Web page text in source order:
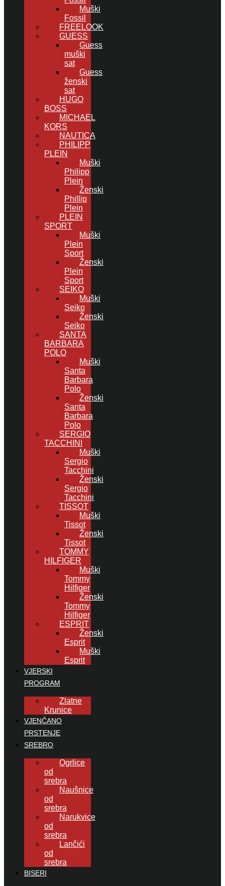
Muški
Fossil
FREELOOK
GUESS
Guess
muški
sat
Guess
ženski
sat
HUGO
BOSS
MICHAEL
KORS
NAUTICA
PHILIPP
PLEIN
Muški
Philipp
Plein
Ženski
Phillip
Plein
PLEIN
SPORT
Muški
Plein
Sport
Ženski
Plein
Sport
SEIKO
Muški
Seiko
Ženski
Seiko
SANTA
BARBARA
POLO
Muški
Santa
Barbara
Polo
Ženski
Santa
Barbara
Polo
SERGIO
TACCHINI
Muški
Sergio
Tacchini
Ženski
Sergio
Tacchini
TISSOT
Muški
Tissot
Ženski
Tissot
TOMMY
HILFIGER
Muški
Tommy
Hilfiger
Ženski
Tommy
Hilfiger
ESPRIT
Ženski
Esprit
Muški
Esprit
VJERSKI
PROGRAM
Zlatne
Krunice
VJENČANO
PRSTENJE
SREBRO
Ogrlice
od
srebra
Naušnice
od
srebra
Narukvice
od
srebra
Lančići
od
srebra
BISERI